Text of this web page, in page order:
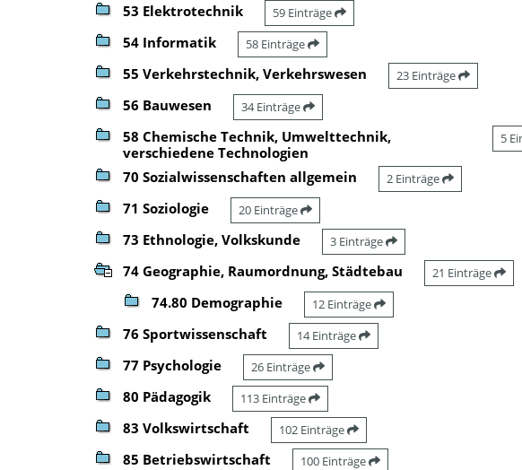
53 Elektrotechnik 59 Einträge
54 Informatik 58 Einträge
55 Verkehrstechnik, Verkehrswesen 23 Einträge
56 Bauwesen 34 Einträge
58 Chemische Technik, Umwelttechnik,
verschiedene Technologien
5
70 Sozialwissenschaften allgemein 2 Einträge
71 Soziologie 20 Einträge
73 Ethnologie, Volkskunde 3 Einträge
74 Geographie, Raumordnung, Städtebau 21 Einträge
74.80 Demographie 12 Einträge
76 Sportwissenschaft 14 Einträge
77 Psychologie 26 Einträge
80 Pädagogik 113 Einträge
83 Volkswirtschaft 102 Einträge
85 Betriebswirtschaft 100 Einträge